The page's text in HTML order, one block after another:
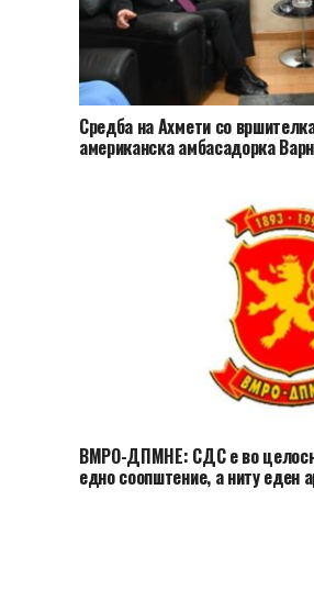
Средба на Ахмети со
американска амбасадорка
ВМРО-ДПМНЕ: СДС е во
едно соопштение, а ниту еден